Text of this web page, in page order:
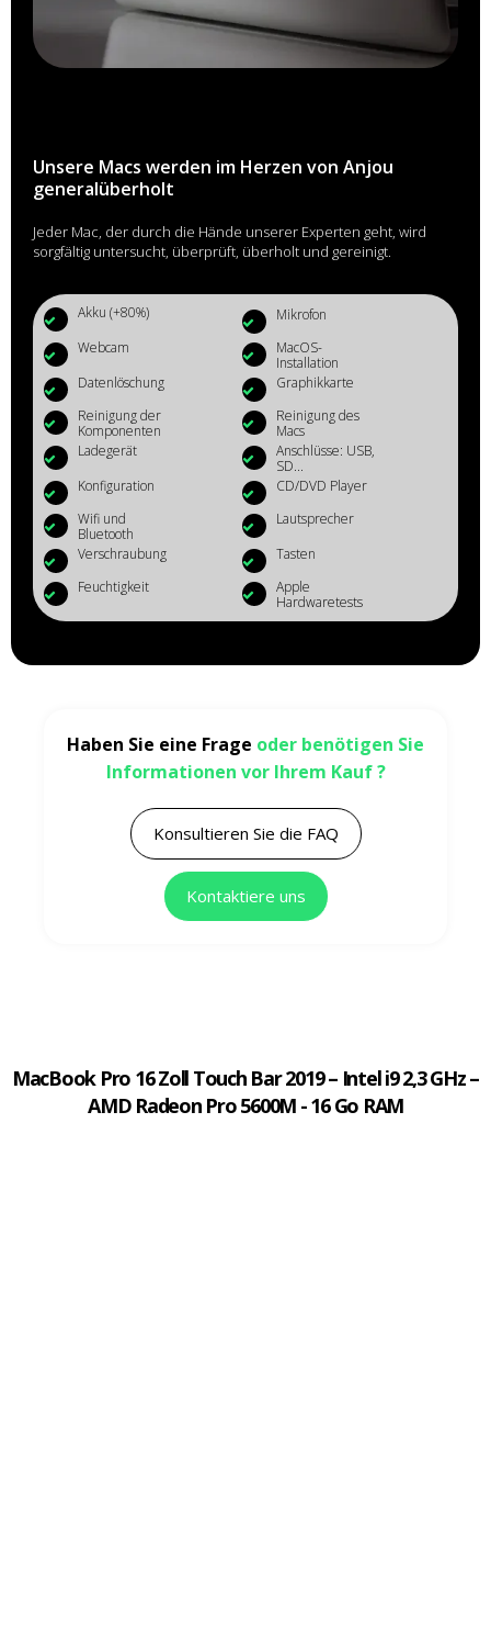
Unsere Macs werden im Herzen von Anjou
generalüberholt
Jeder Mac, der durch die Hände unserer Experten geht, wird
sorgfältig untersucht, überprüft, überholt und gereinigt.
Akku (+80%)
Mikrofon
Webcam
MacOS-
Installation
Datenlöschung
Graphikkarte
Reinigung der
Komponenten
Reinigung des
Macs
Ladegerät
Anschlüsse: USB,
SD...
Konfiguration
CD/DVD Player
Wifi und
Bluetooth
Lautsprecher
Verschraubung
Tasten
Feuchtigkeit
Apple
Hardwaretests
Haben Sie eine Frage oder benötigen Sie
Informationen vor Ihrem Kauf ?
Konsultieren Sie die FAQ
Kontaktiere uns
MacBook Pro 16 Zoll Touch Bar 2019 – Intel i9 2,3 GHz –
AMD Radeon Pro 5600M - 16 Go RAM